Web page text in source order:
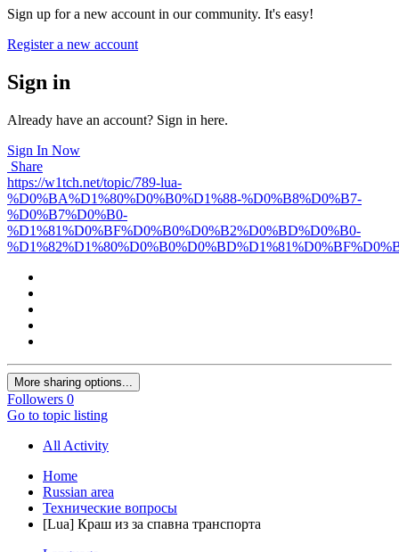
Sign up for a new account in our community. It's easy!
Register a new account
Sign in
Already have an account? Sign in here.
Sign In Now
Share
https://w1tch.net/topic/789-lua-
%D0%BA%D1%80%D0%B0%D1%88-%D0%B8%D0%B7-
%D0%B7%D0%B0-
%D1%81%D0%BF%D0%B0%D0%B2%D0%BD%D0%B0-
More sharing options...
Followers 0
Go to topic listing
All Activity
Home
Russian area
Технические вопросы
[Lua] Краш из за спавна транспорта